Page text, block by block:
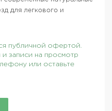
для легкового и
публичной офертой.
записи на просмотр
или оставьте